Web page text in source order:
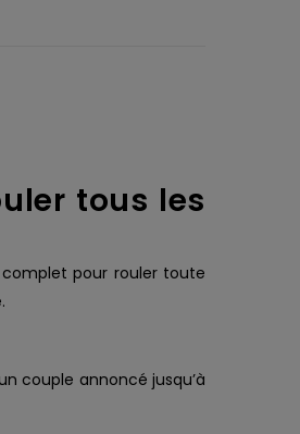
tous les
pour rouler toute
couple annoncé jusqu’à